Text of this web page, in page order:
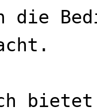
bietet